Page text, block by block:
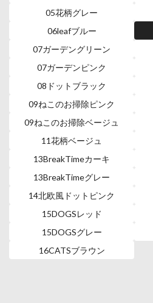
05花柄グレー
06leafブルー
07ガーデングリーン
07ガーデンピンク
08ドットブラック
09ねこのお掃除ピンク
09ねこのお掃除ベージュ
11花柄ベージュ
13BreakTimeカーキ
13BreakTimeグレー
14北欧風ドットピンク
15DOGSレッド
15DOGSグレー
16CATSブラウン